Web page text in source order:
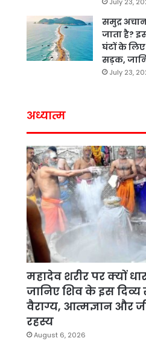
समुद्र
जाता है?
घंटों के
सड़क,
July 23,
अध्यात्म
महादेव शरीर पर क्यों
जानिए शिव के इस दिव्य
वैराग्य, आत्मज्ञान और
रहस्य
August 6, 2026